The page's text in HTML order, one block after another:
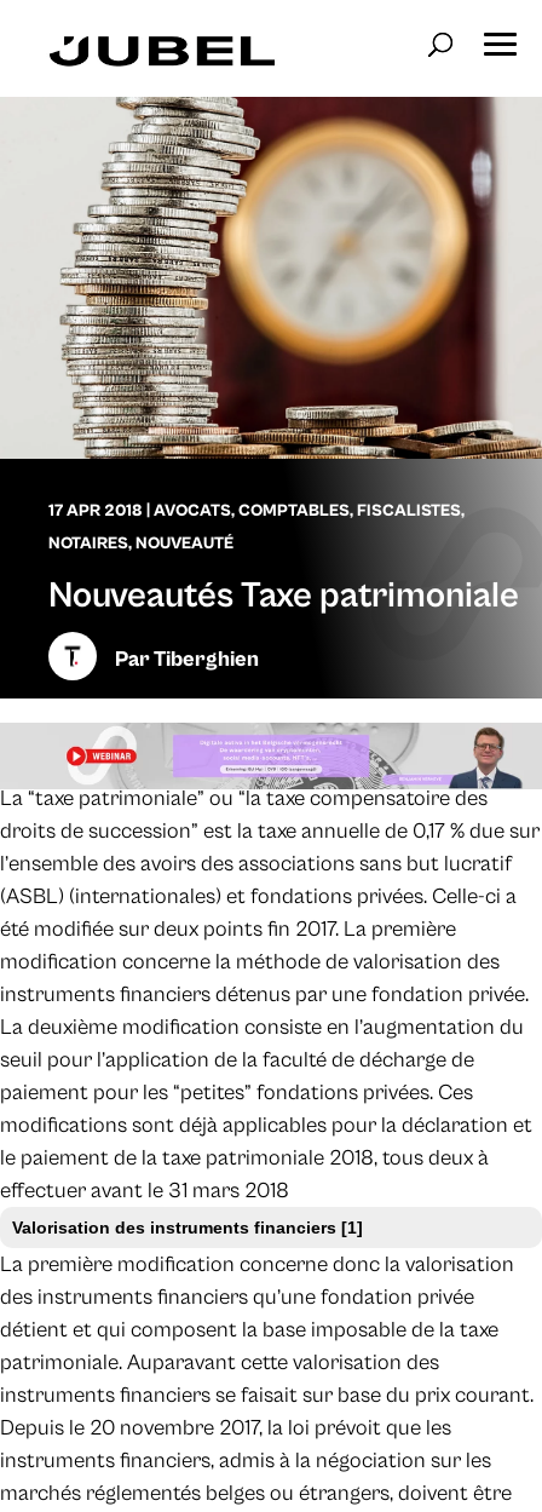
17 APR 2018 |AVOCATS,COMPTABLES,FISCALISTES,
NOTAIRES,NOUVEAUTÉ
Nouveautés Taxe patrimoniale
ParTiberghien
La “taxe patrimoniale” ou “la taxe compensatoire des
droits de succession” est la taxe annuelle de 0,17 % due sur
l’ensemble des avoirs des associations sans but lucratif
(ASBL) (internationales) et fondations privées. Celle-ci a
été modifiée sur deux points fin 2017. La première
modification concerne la méthode de valorisation des
instruments financiers détenus par une fondation privée.
La deuxième modification consiste en l’augmentation du
seuil pour l’application de la faculté de décharge de
paiement pour les “petites” fondations privées. Ces
modifications sont déjà applicables pour la déclaration et
le paiement de la taxe patrimoniale 2018, tous deux à
effectuer avant le 31 mars 2018
Valorisation des instruments financiers [1]
La première modification concerne donc la valorisation
des instruments financiers qu’une fondation privée
détient et qui composent la base imposable de la taxe
patrimoniale. Auparavant cette valorisation des
instruments financiers se faisait sur base du prix courant.
Depuis le 20 novembre 2017, la loi prévoit que les
instruments financiers, admis à la négociation sur les
marchés réglementés belges ou étrangers, doivent être